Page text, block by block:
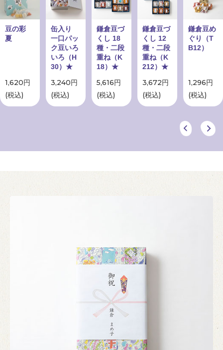
豆の彩
夏
1,620円
(税込)
缶入り
一口パッ
ク豆いろ
いろ（H
30）★
3,240円
(税込)
鎌倉豆づ
くし 18
種・二段
重ね（K
18）★
5,616円
(税込)
鎌倉豆づ
くし 12
種・二段
重ね（K
212）★
3,672円
(税込)
鎌倉豆め
ぐり（T
B12）
1,296円
(税込)